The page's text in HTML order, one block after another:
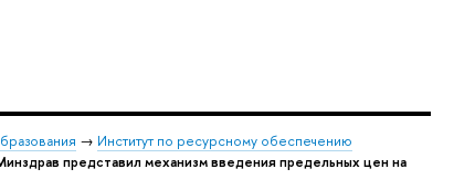
→ Институт по ресурсному обеспечению
представил механизм введения предельных цен на